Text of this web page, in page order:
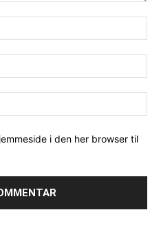
i den her browser til